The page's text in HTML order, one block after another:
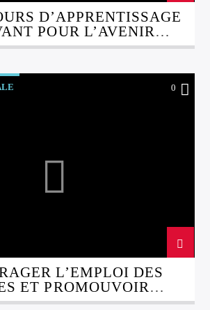
D’APPRENTISSAGE
POUR L’AVENIR
0
L’EMPLOI DES
ET PROMOUVOIR
L’AUTONOMIE